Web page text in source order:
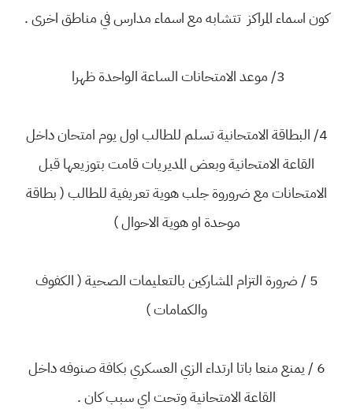
كون اسماء المراكز تتشابه مع اسماء مدارس في مناطق اخرى .
3/ موعد الامتحانات الساعة الواحدة ظهرا
4/ البطاقة الامتحانية تسلم للطالب اول يوم امتحان داخل
القاعة الامتحانية وبعض المديريات قامت بتوزيعها قبل
الامتحانات مع ضروروة جلب هوية تعريفية للطالب ( بطاقة
موحدة او هوية الاحوال )
5 / ضرورة التزام المشاركين بالتعليمات الصحية ( الكفوف
والكمامات )
6 / يمنع منعا باتا ارتداء الزي العسكري بكافة صنوفه داخل
القاعة الامتحانية وتحت اي سبب كان .